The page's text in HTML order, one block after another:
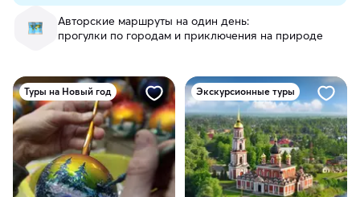
Авторские маршруты на один день:
прогулки по городам и приключения на природе
Туры на Новый год Экскурсионные туры